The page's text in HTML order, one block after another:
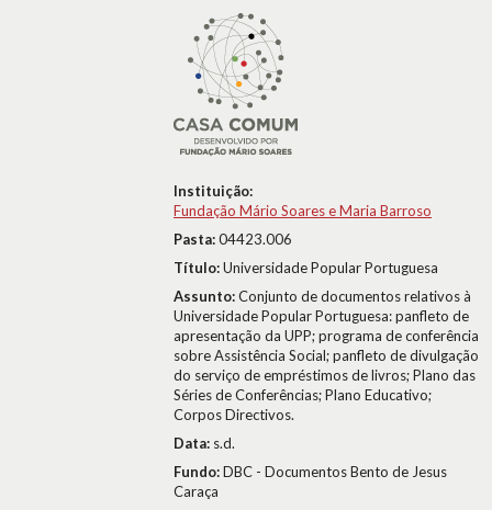
Instituição:
Fundação Mário Soares e Maria Barroso
Pasta:04423.006
Título:Universidade Popular Portuguesa
Assunto:Conjunto de documentos relativos à
Universidade Popular Portuguesa: panfleto de
apresentação da UPP; programa de conferência
sobre Assistência Social; panfleto de divulgação
do serviço de empréstimos de livros; Plano das
Séries de Conferências; Plano Educativo;
Corpos Directivos.
Data: s.d.
Fundo:DBC - Documentos Bento de Jesus
Caraça